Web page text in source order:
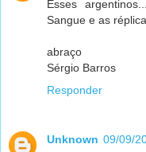
Esses
Sangue e as
abraço
Sérgio Barros
Responder
Unknown 09/09/